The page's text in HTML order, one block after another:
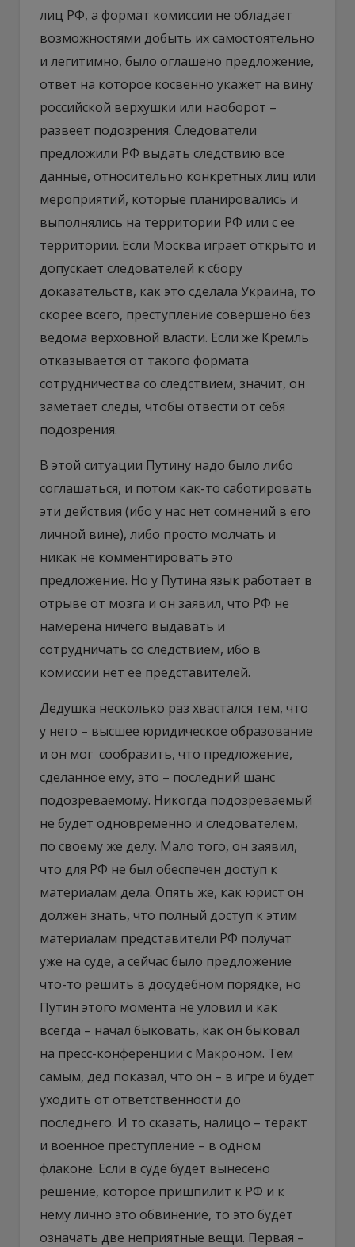
лиц РФ, а формат комиссии не обладает
возможностями добыть их самостоятельно
и легитимно, было оглашено предложение,
ответ на которое косвенно укажет на вину
российской верхушки или наоборот –
развеет подозрения. Следователи
предложили РФ выдать следствию все
данные, относительно конкретных лиц или
мероприятий, которые планировались и
выполнялись на территории РФ или с ее
территории. Если Москва играет открыто и
допускает следователей к сбору
доказательств, как это сделала Украина, то
скорее всего, преступление совершено без
ведома верховной власти. Если же Кремль
отказывается от такого формата
сотрудничества со следствием, значит, он
заметает следы, чтобы отвести от себя
подозрения.
В этой ситуации Путину надо было либо
соглашаться, и потом как-то саботировать
эти действия (ибо у нас нет сомнений в его
личной вине), либо просто молчать и
никак не комментировать это
предложение. Но у Путина язык работает в
отрыве от мозга и он заявил, что РФ не
намерена ничего выдавать и
сотрудничать со следствием, ибо в
комиссии нет ее представителей.
Дедушка несколько раз хвастался тем, что
у него – высшее юридическое образование
и он мог сообразить, что предложение,
сделанное ему, это – последний шанс
подозреваемому. Никогда подозреваемый
не будет одновременно и следователем,
по своему же делу. Мало того, он заявил,
что для РФ не был обеспечен доступ к
материалам дела. Опять же, как юрист он
должен знать, что полный доступ к этим
материалам представители РФ получат
уже на суде, а сейчас было предложение
что-то решить в досудебном порядке, но
Путин этого момента не уловил и как
всегда – начал быковать, как он быковал
на пресс-конференции с Макроном. Тем
самым, дед показал, что он – в игре и будет
уходить от ответственности до
последнего. И то сказать, налицо – теракт
и военное преступление – в одном
флаконе. Если в суде будет вынесено
решение, которое пришпилит к РФ и к
нему лично это обвинение, то это будет
означать две неприятные вещи. Первая –